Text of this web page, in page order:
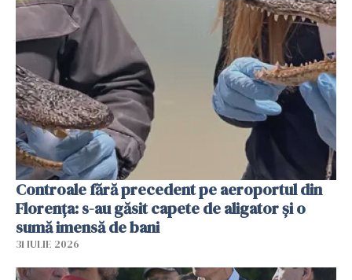
Controale fără precedent pe aeroportul din
Florența: s-au găsit capete de aligator și o
sumă imensă de bani
31 IULIE 2026